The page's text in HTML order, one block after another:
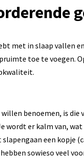
met in slaap vallen
toe te voegen.
willen benoemen, is
wordt er kalm van,
een kopje
sowieso veel